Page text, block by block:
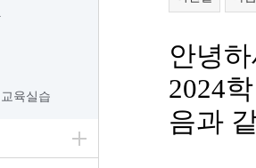
육실습
안녕
2024
음과